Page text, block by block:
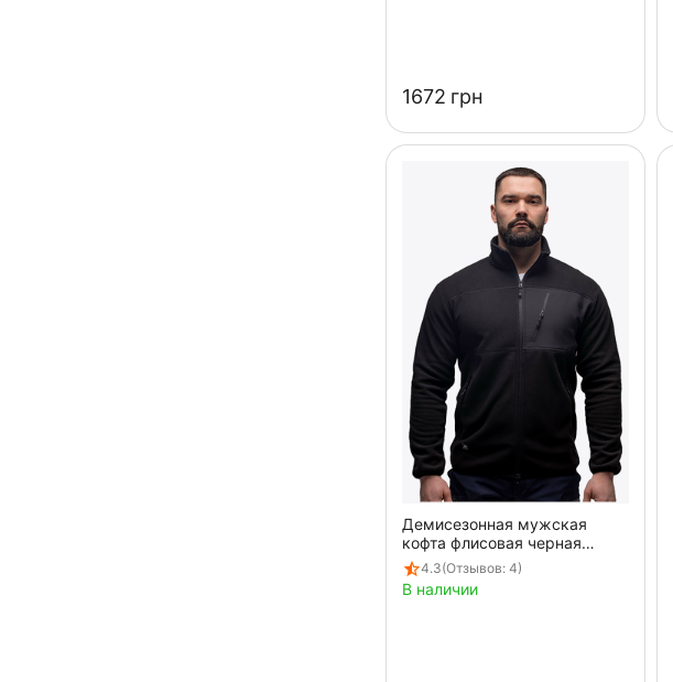
‍1672‍ грн
Демисезонная мужская
кофта флисовая черная
Stratus Black
4.3(Отзывов: 4)
В наличии